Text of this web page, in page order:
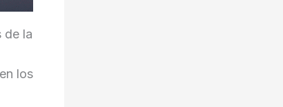
de la
los